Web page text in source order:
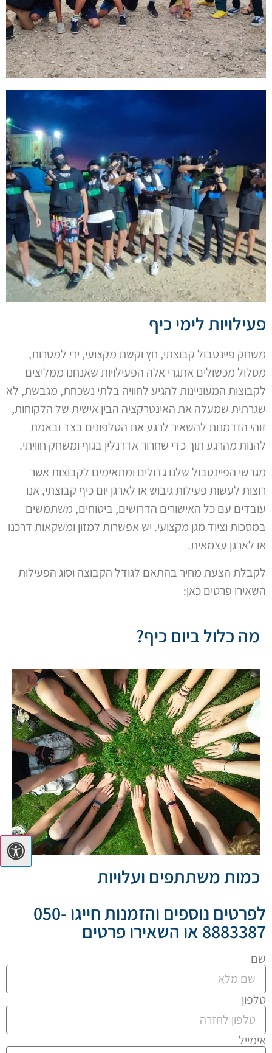
פעילויות לימי כיף
משחק פיינטבול קבוצתי, חץ וקשת מקצועי, ירי למטרות,
מסלול מכשולים אתגרי אלה הפעילויות שאנחנו ממליצים
לקבוצות המעוניינות להגיע לחוויה בלתי נשכחת, מגבשת, לא
שגרתית שמעלה את האינטרקציה הבין אישית של הלקוחות,
זוהי הזדמנות להשאיר לרגע את הטלפונים בצד ובאמת
להנות מהרגע תוך כדי שחרור אדרנלין בגוף ומשחק חוויתי.
מגרשי הפיינטבול שלנו גדולים ומתאימים לקבוצות אשר
רוצות לעשות פעילות גיבוש או לארגן יום כיף קבוצתי, אנו
עובדים עם כל האישורים הדרושים, ביטוחים, משתמשים
במסכות וציוד מגן מקצועי. יש אפשרות למזון ומשקאות דרכנו
או לארגן עצמאית.
לקבלת הצעת מחיר בהתאם לגודל הקבוצה וסוג הפעילות
השאירו פרטים כאן:
מה כלול ביום כיף?
כמות משתתפים ועלויות
לפרטים נוספים והזמנות חייגו 050-
8883387 או השאירו פרטים
שם
טלפון
אימייל